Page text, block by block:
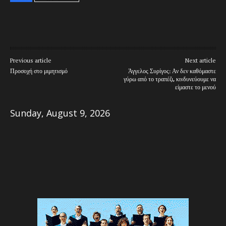
Previous article
Προσοχή στο μιμητισμό
Next article
Άγγελος Συρίγος: Αν δεν καθόμαστε
γύρω από το τραπέζι, κινδυνεύουμε να
είμαστε το μενού
Sunday, August 9, 2026